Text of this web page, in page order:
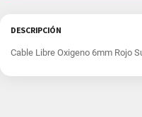
DESCRIPCIÓN
Cable Libre Oxigeno 6mm Rojo